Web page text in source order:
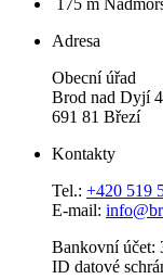
175 m
Adresa
Obecní úřad
Brod nad Dyjí
691 81 Březí
Kontakty
Tel.: +420 519
E-mail:
Bankovní účet:
ID datové